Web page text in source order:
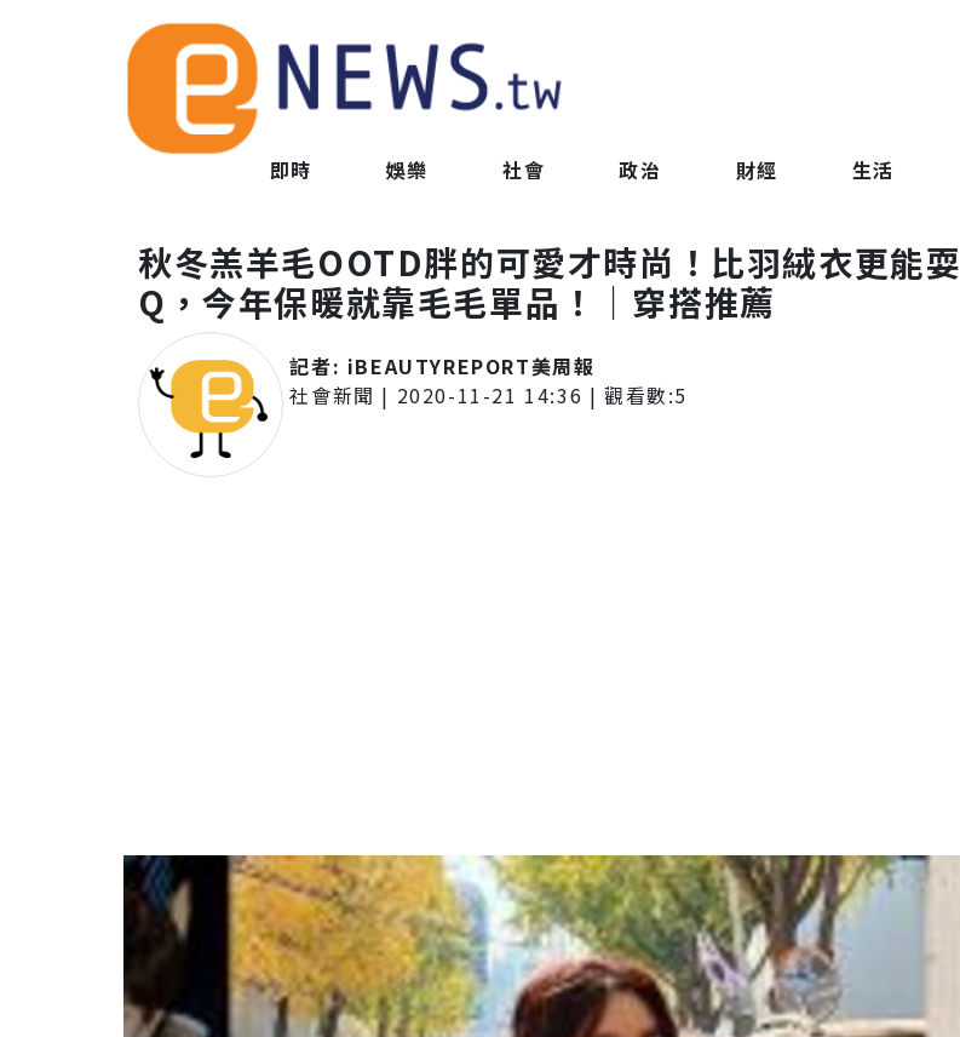
即時 娛樂 社會 政治 財經 生活
秋冬羔羊毛OOTD胖的可愛才時尚！比羽絨衣更能耍
Q，今年保暖就靠毛毛單品！｜穿搭推薦
記者: iBEAUTYREPORT美周報
社會新聞 | 2020-11-21 14:36 | 觀看數:5